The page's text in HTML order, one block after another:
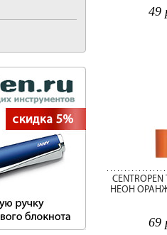
49
НЕОН
69